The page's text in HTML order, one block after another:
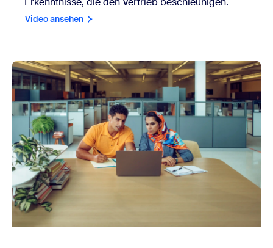
Video ansehen
view Convera